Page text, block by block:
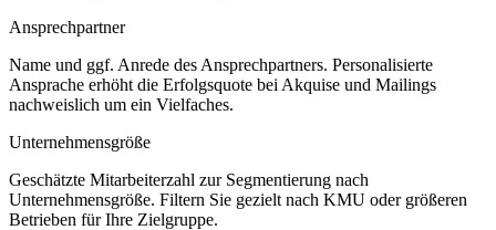
Ansprechpartner
Name und ggf. Anrede des Ansprechpartners. Personalisierte
Ansprache erhöht die Erfolgsquote bei Akquise und Mailings
nachweislich um ein Vielfaches.
Unternehmensgröße
Geschätzte Mitarbeiterzahl zur Segmentierung nach
Unternehmensgröße. Filtern Sie gezielt nach KMU oder größeren
Betrieben für Ihre Zielgruppe.